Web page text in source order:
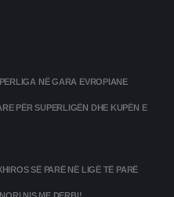
NË GARA EVROPIANE
PËR SUPERLIGËN DHE KUPËN E
SË PARË NË LIGË TË PARË